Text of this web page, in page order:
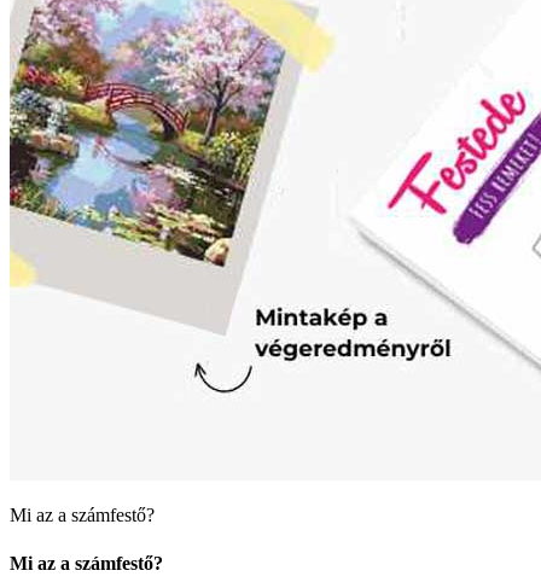
Mi az a számfestő?
Mi az a számfestő?